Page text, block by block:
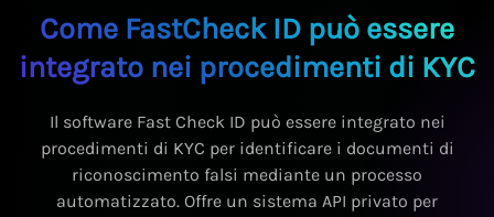
Come FastCheck ID può essere
integrato nei procedimenti di KYC
Il software Fast Check ID può essere integrato nei
procedimenti di KYC per identificare i documenti di
riconoscimento falsi mediante un processo
automatizzato. Offre un sistema API privato per